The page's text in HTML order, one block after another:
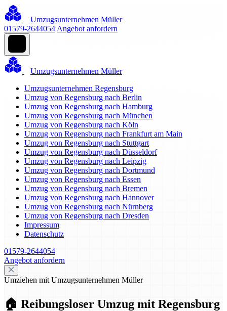
Umzugsunternehmen Müller
01579-2644054 Angebot anfordern
Umzugsunternehmen Müller
Umzugsunternehmen Regensburg
Umzug von Regensburg nach Berlin
Umzug von Regensburg nach Hamburg
Umzug von Regensburg nach München
Umzug von Regensburg nach Köln
Umzug von Regensburg nach Frankfurt am Main
Umzug von Regensburg nach Stuttgart
Umzug von Regensburg nach Düsseldorf
Umzug von Regensburg nach Leipzig
Umzug von Regensburg nach Dortmund
Umzug von Regensburg nach Essen
Umzug von Regensburg nach Bremen
Umzug von Regensburg nach Hannover
Umzug von Regensburg nach Nürnberg
Umzug von Regensburg nach Dresden
Impressum
Datenschutz
01579-2644054
Angebot anfordern
Umziehen mit Umzugsunternehmen Müller
🏠 Reibungsloser Umzug mit Regensburg